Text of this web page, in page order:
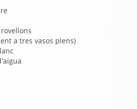
a tres vasos plens)